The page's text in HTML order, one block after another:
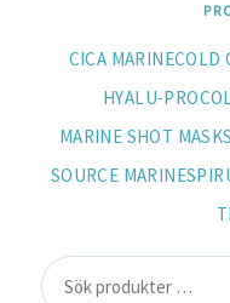
CICA MARINECOLD
HYALU-
MARINE SHOT MASKS
SOURCE MARINE